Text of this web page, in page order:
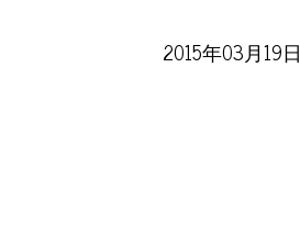
2015年03月19日